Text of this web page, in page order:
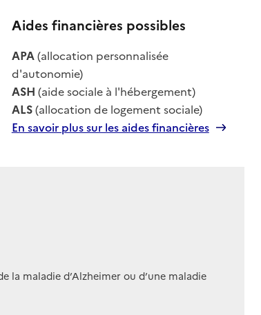
Aides financières possibles
APA(allocation personnalisée
d'autonomie)
ASH (aide sociale à l'hébergement)
ALS(allocation de logement sociale)
En savoir plus sur les aides financières
la maladie d’Alzheimer ou d’une maladie